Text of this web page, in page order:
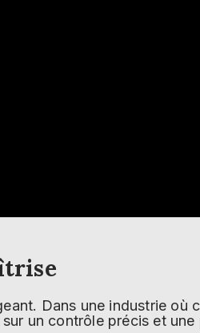
Dans une industrie où
un contrôle précis et